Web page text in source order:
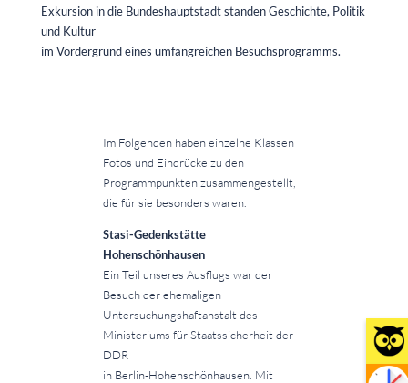
Exkursion in die Bundeshauptstadt standen Geschichte, Politik
und Kultur
im Vordergrund eines umfangreichen Besuchsprogramms.
Im Folgenden haben einzelne Klassen
Fotos und Eindrücke zu den
Programmpunkten zusammengestellt,
die für sie besonders waren.
Stasi-Gedenkstätte
Hohenschönhausen
Ein Teil unseres Ausflugs war der
Besuch der ehemaligen
Untersuchungshaftanstalt des
Ministeriums für Staatssicherheit der
DDR
in Berlin-Hohenschönhausen. Mit